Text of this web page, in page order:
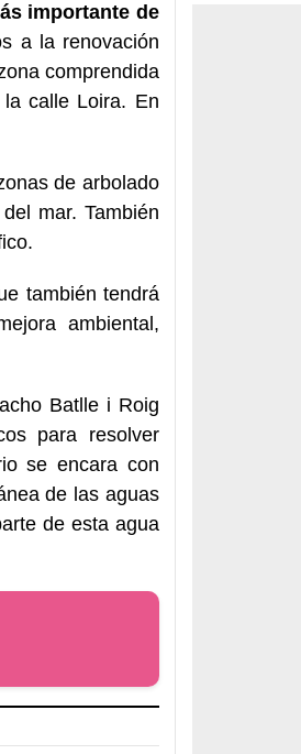
importante de
a la renovación
comprendida
calle Loira. En
de arbolado
mar. También
también tendrá
ambiental,
Batlle i Roig
para resolver
se encara con
de las aguas
de esta agua